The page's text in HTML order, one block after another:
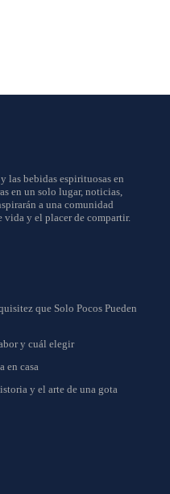
las bebidas espirituosas en
en un solo lugar, noticias,
a una comunidad
vida y el placer de compartir.
que Solo Pocos Pueden
y cuál elegir
en casa
y el arte de una gota